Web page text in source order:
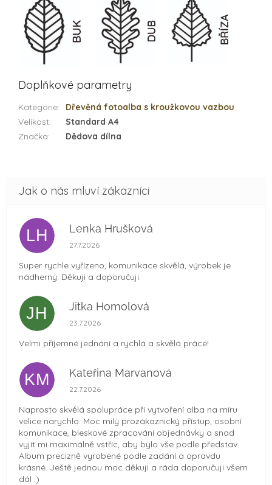
Doplňkové parametry
Kategorie:
Dřevěná fotoalba s kroužkovou vazbou
Velikost:
Standard A4
Značka: Dědova dílna
LH Lenka Hrušková
Hodnocení obchodu je 5 z 5 hvězdiček.
27.7.2026
Super rychle vyřízeno, komunikace skvělá, výrobek je
nádherný. Děkuji a doporučuji.
JH Jitka Homolová
Hodnocení obchodu je 5 z 5 hvězdiček.
23.7.2026
Velmi příjemné jednání a rychlá a skvělá práce!
KM Kateřina Marvanová
Hodnocení obchodu je 5 z 5 hvězdiček.
22.7.2026
Naprosto skvělá spolupráce při vytvoření alba na míru
velice narychlo. Moc milý prozákaznický přístup, osobní
komunikace, bleskové zpracování objednávky a snad
vyjít mi maximálně vstříc, aby bylo vše podle představ.
Album precizně vyrobené podle zadání a opravdu
krásné. Ještě jednou moc děkuji a ráda doporučuji všem
dál :)